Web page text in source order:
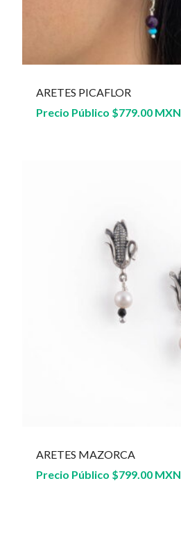
ARETES PICAFLOR
Precio Público $779.00 MXN
ARETES MAZORCA
Precio Público $799.00 MXN